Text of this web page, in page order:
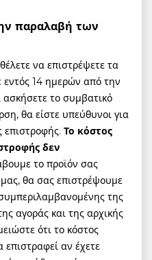
παραλαβή των
να επιστρέψετε τα
14 ημερών από την
το συμβατικό
θα είστε υπεύθυνοι για
επιστροφής. Το κόστος
δεν
το προϊόν σας
θα σας επιστρέψουμε
της
αγοράς και της αρχικής
ότι το κόστος
αν έχετε